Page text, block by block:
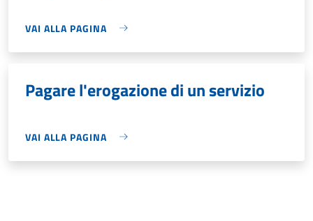
VAI ALLA PAGINA
Pagare l'erogazione di un servizio
VAI ALLA PAGINA